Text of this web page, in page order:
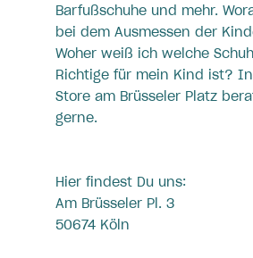
Barfußschuhe und mehr.
bei dem Ausmessen der
Woher weiß ich welche
Richtige für mein Kind ist?
Store am Brüsseler Platz
gerne.
Hier findest Du uns:
Am Brüsseler Pl. 3
50674 Köln